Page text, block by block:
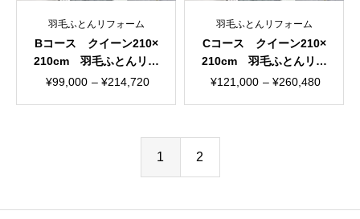
羽毛ふとんリフォーム
Bコース クイーン210×
210cm 羽毛ふとんリフ
ォーム 国産生地
¥99,000 – ¥214,720
価
¥214,720
羽毛ふとんリフォーム
Cコース クイーン210×
210cm 羽毛ふとんリフ
ォーム 国産生地
¥121,000 – ¥260,480
価
1 2